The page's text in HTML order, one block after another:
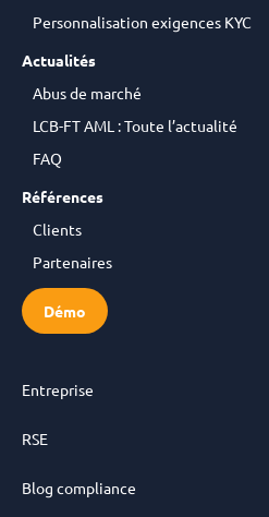
Personnalisation exigences KYC
Actualités
Abus de marché
LCB-FT AML : Toute l’actualité
FAQ
Références
Clients
Partenaires
Démo
Entreprise
RSE
Blog compliance